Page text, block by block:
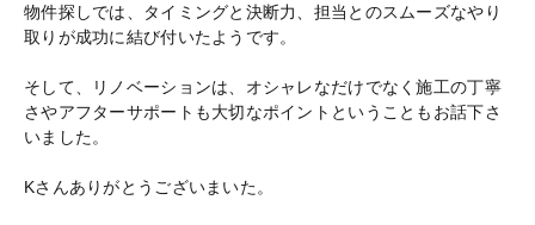
物件探しでは、タイミングと決断力、担当とのスムーズなやり
取りが成功に結び付いたようです。
そして、リノベーションは、オシャレなだけでなく施工の丁寧
さやアフターサポートも大切なポイントということもお話下さ
いました。
Kさんありがとうございまいた。